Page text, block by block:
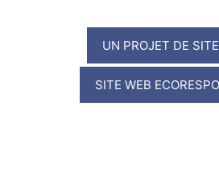
UN PROJET DE
SITE WEB